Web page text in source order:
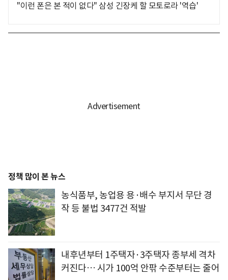
"이런 폰은 본 적이 없다" 삼성 긴장케 할 모토로라 '역습'
정책 많이 본 뉴스
농식품부, 농업용 용·배수 부지서 무단 경
작 등 불법 3477건 적발
내후년부터 1주택자·3주택자 종부세 격차
커진다… 시가 100억 안팎 수준부터는 줄어